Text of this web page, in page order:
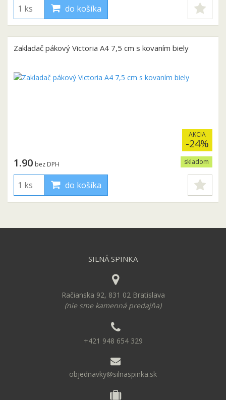
do košíka
Zakladač pákový Victoria A4 7,5 cm s kovaním biely
AKCIA
-24%
skladom
1.90 bez DPH
do košíka
SILNÁ SPINKA
Račianska 92, 831 02 Bratislava
(nie sme kamenná predajňa)
+421 948 654 329
objednavky@silnaspinka.sk